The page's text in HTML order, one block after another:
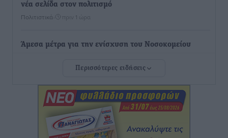
νέα σελίδα στον πολιτισμό
Πολιτιστικά πριν 1 ώρα
Άμεσα μέτρα για την ενίσχυση του Νοσοκομείου
ανακοίνωσε ο Άδωνις Γεωργιάδης
Iατρικός Σύλλογος Ροδου προς Α. Γεωργιάδη:
Στρατηγικές Προτάσεις για την Ενίσχυση της
Δημόσιας Υγείας στη Νησιωτική Ελλάδα και στα
Περισσότερες ειδήσεις